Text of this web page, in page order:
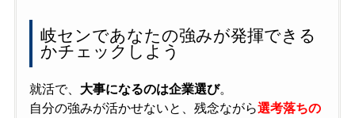
岐センであなたの強みが発揮できる
かチェックしよう
就活で、 大事になるのは企業選び。
自分の強みが活かせないと、残念ながら選考落ちの